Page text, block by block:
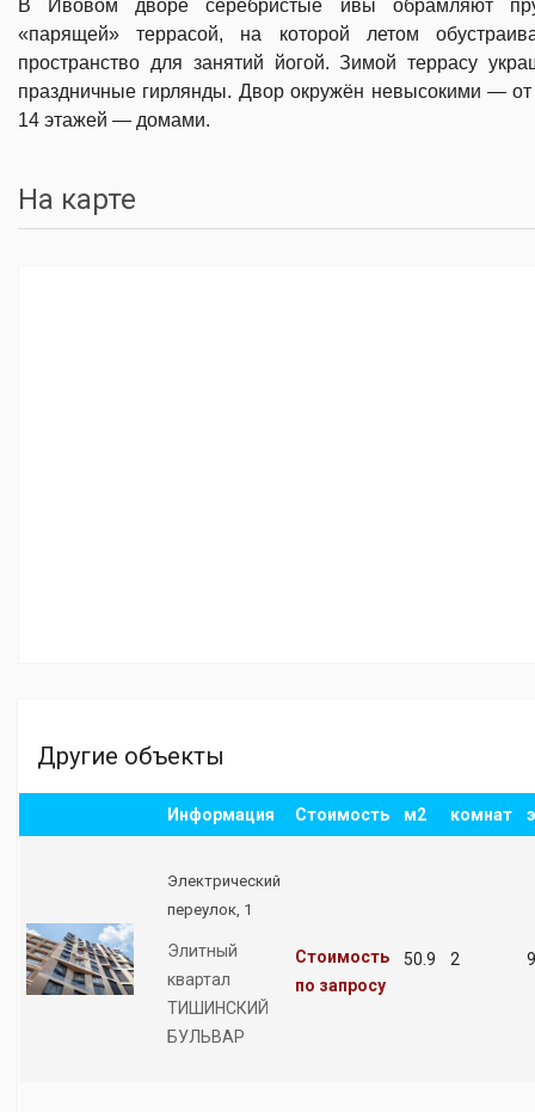
В Ивовом дворе серебристые ивы обрамляют
«парящей» террасой, на которой летом
пространство для занятий йогой. Зимой террасу
праздничные гирлянды. Двор окружён невысокими —
14 этажей — домами.
На карте
Другие объекты
Информация Стоимость м2 комнат
Электрический
переулок, 1
Элитный
квартал
ТИШИНСКИЙ
БУЛЬВАР
Стоимость
по запросу
50.9 2 9